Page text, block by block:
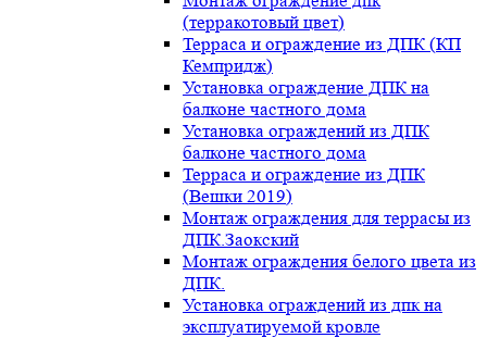
(терракотовый цвет)
Терраса и ограждение из ДПК (КП
Кемпридж)
Установка ограждение ДПК на
балконе частного дома
Установка ограждений из ДПК
балконе частного дома
Терраса и ограждение из ДПК
(Вешки 2019)
Монтаж ограждения для террасы из
ДПК.Заокский
Монтаж ограждения белого цвета из
ДПК.
Установка ограждений из дпк на
эксплуатируемой кровле